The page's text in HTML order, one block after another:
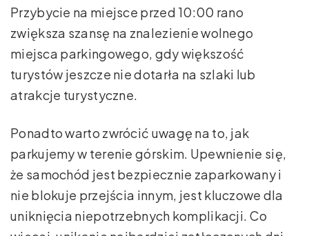
Przybycie na miejsce przed 10:00 rano
zwiększa szansę na znalezienie wolnego
miejsca parkingowego, gdy większość
turystów jeszcze nie dotarła na szlaki lub
atrakcje turystyczne.
Ponadto warto zwrócić uwagę na to, jak
parkujemy w terenie górskim. Upewnienie się,
że samochód jest bezpiecznie zaparkowany i
nie blokuje przejścia innym, jest kluczowe dla
uniknięcia niepotrzebnych komplikacji. Co